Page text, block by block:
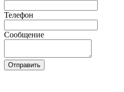
Телефон
Сообщение
Отправить